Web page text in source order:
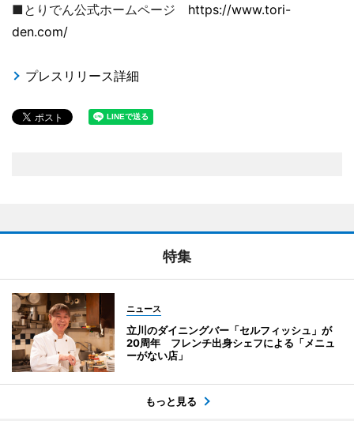
■とりでん公式ホームページ https://www.tori-
den.com/
プレスリリース詳細
特集
ニュース
立川のダイニングバー「セルフィッシュ」が
20周年 フレンチ出身シェフによる「メニュ
ーがない店」
もっと見る